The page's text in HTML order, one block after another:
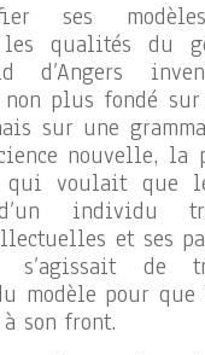
ses
les qualités du
d’Angers
non plus fondé
sur une
nouvelle, la
qui voulait que
individu
et ses
de
modèle pour
à son front.